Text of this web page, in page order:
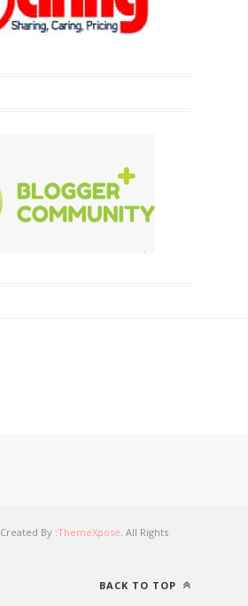
Created By :ThemeXpose . All Rights
BACK TO TOP